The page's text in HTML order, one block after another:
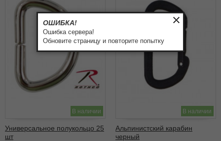
В наличии
Универсальное полукольцо 25
шт
В наличии
Альпинистский карабин
черный
ОШИБКА!
Ошибка сервера!
Обновите страницу и повторите попытку